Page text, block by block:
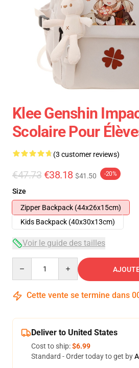
Klee Genshin
Scolaire Pour
(3 customer reviews)
€47.73 €38.18 $41.50 -20%
Size
Zipper Backpack (44x26x15cm)
Kids Backpack (40x30x13cm)
Voir le guide des tailles
Cette vente se termine dans
Deliver to United States
Cost to ship:$6.99
Standard - Order today to get by